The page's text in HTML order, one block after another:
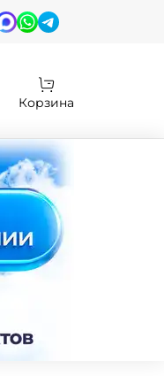
Корзина